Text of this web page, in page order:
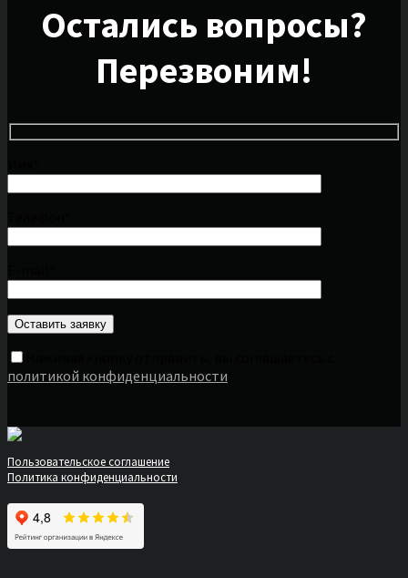
Остались вопросы?
Перезвоним!
политикой конфиденциальности
Пользовательское соглашение
Политика конфиденциальности